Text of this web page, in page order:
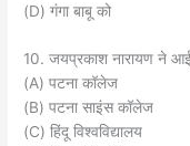
(D) गंगा बाबू को
10. जयप्रकाश नारायण ने
(A) पटना कॉलेज
(B) पटना साइंस कॉलेज
(C) हिंदू विश्वविद्यालय